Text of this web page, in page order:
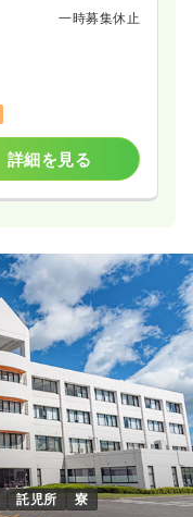
一時募集休止
詳細を見る
託児所 寮